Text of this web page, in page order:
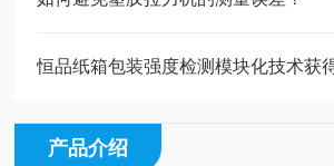
恒品纸箱包装强度检测模块化技术获
产品介绍